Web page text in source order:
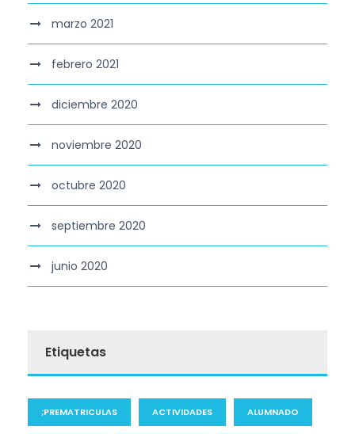
marzo 2021
febrero 2021
diciembre 2020
noviembre 2020
octubre 2020
septiembre 2020
junio 2020
Etiquetas
;PREMATRICULAS ACTIVIDADES ALUMNADO